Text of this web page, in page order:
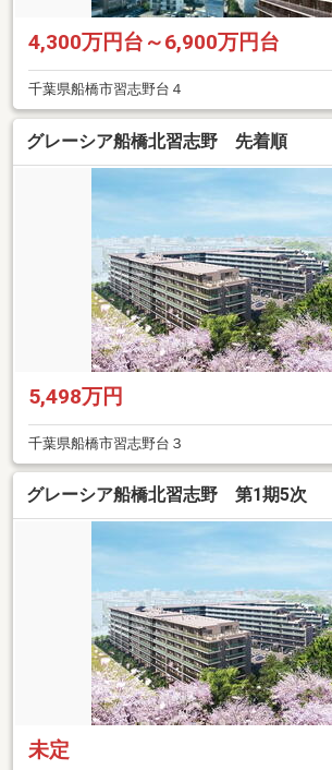
4,300万円台～6,900万円台
千葉県船橋市習志野台４
グレーシア船橋北習志野 先着順
5,498万円
千葉県船橋市習志野台３
グレーシア船橋北習志野 第1期5次
未定